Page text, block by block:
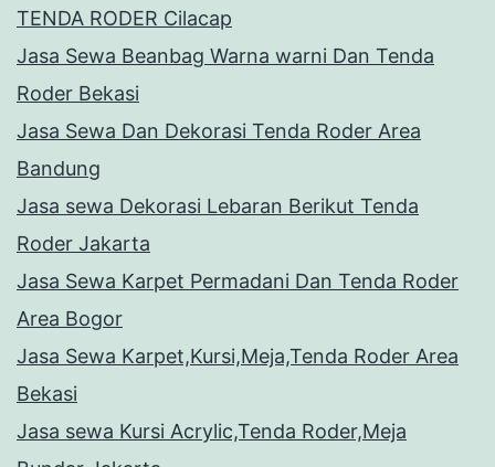
TENDA RODER Cilacap
Jasa Sewa Beanbag Warna warni Dan Tenda
Roder Bekasi
Jasa Sewa Dan Dekorasi Tenda Roder Area
Bandung
Jasa sewa Dekorasi Lebaran Berikut Tenda
Roder Jakarta
Jasa Sewa Karpet Permadani Dan Tenda Roder
Area Bogor
Jasa Sewa Karpet,Kursi,Meja,Tenda Roder Area
Bekasi
Jasa sewa Kursi Acrylic,Tenda Roder,Meja